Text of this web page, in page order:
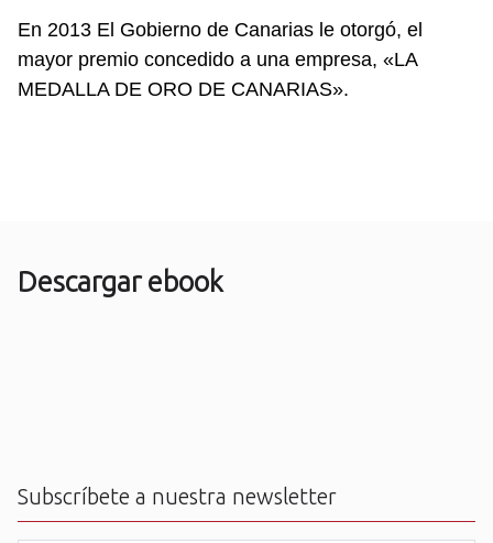
En 2013 El Gobierno de Canarias le otorgó, el
mayor premio concedido a una empresa, «LA
MEDALLA DE ORO DE CANARIAS».
Descargar ebook
Subscríbete a nuestra newsletter